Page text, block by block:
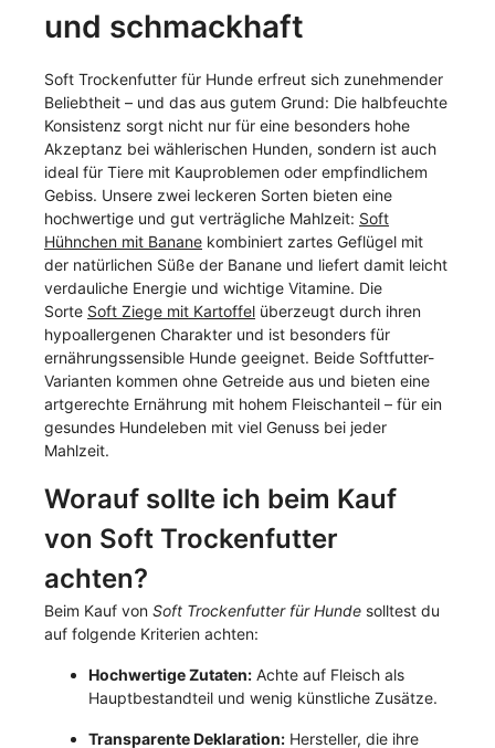
und schmackhaft
Soft Trockenfutter für Hunde erfreut sich zunehmender
Beliebtheit – und das aus gutem Grund: Die halbfeuchte
Konsistenz sorgt nicht nur für eine besonders hohe
Akzeptanz bei wählerischen Hunden, sondern ist auch
ideal für Tiere mit Kauproblemen oder empfindlichem
Gebiss. Unsere zwei leckeren Sorten bieten eine
hochwertige und gut verträgliche Mahlzeit: Soft
Hühnchen mit Banane kombiniert zartes Geflügel mit
der natürlichen Süße der Banane und liefert damit leicht
verdauliche Energie und wichtige Vitamine. Die
Sorte Soft Ziege mit Kartoffel überzeugt durch ihren
hypoallergenen Charakter und ist besonders für
ernährungssensible Hunde geeignet. Beide Softfutter-
Varianten kommen ohne Getreide aus und bieten eine
artgerechte Ernährung mit hohem Fleischanteil – für ein
gesundes Hundeleben mit viel Genuss bei jeder
Mahlzeit.
Worauf sollte ich beim Kauf
von Soft Trockenfutter
achten?
Beim Kauf von Soft Trockenfutter für Hunde solltest du
auf folgende Kriterien achten:
Hochwertige Zutaten: Achte auf Fleisch als
Hauptbestandteil und wenig künstliche Zusätze.
Transparente Deklaration: Hersteller, die ihre